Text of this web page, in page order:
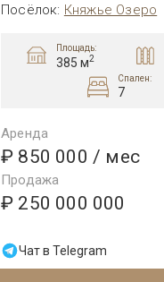
Посёлок: Княжье Озеро
Площадь:
385 м2
Спален:
7
Аренда
₽ 850 000 / мес
Продажа
₽ 250 000 000
Чат в Telegram